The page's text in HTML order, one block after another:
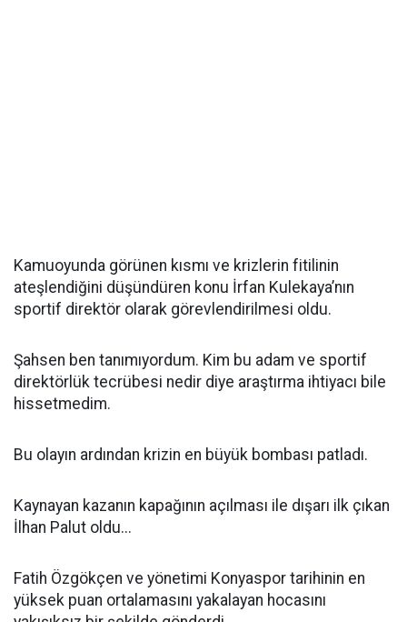
Kamuoyunda görünen kısmı ve krizlerin fitilinin
ateşlendiğini düşündüren konu İrfan Kulekaya’nın
sportif direktör olarak görevlendirilmesi oldu.
Şahsen ben tanımıyordum. Kim bu adam ve sportif
direktörlük tecrübesi nedir diye araştırma ihtiyacı bile
hissetmedim.
Bu olayın ardından krizin en büyük bombası patladı.
Kaynayan kazanın kapağının açılması ile dışarı ilk çıkan
İlhan Palut oldu...
Fatih Özgökçen ve yönetimi Konyaspor tarihinin en
yüksek puan ortalamasını yakalayan hocasını